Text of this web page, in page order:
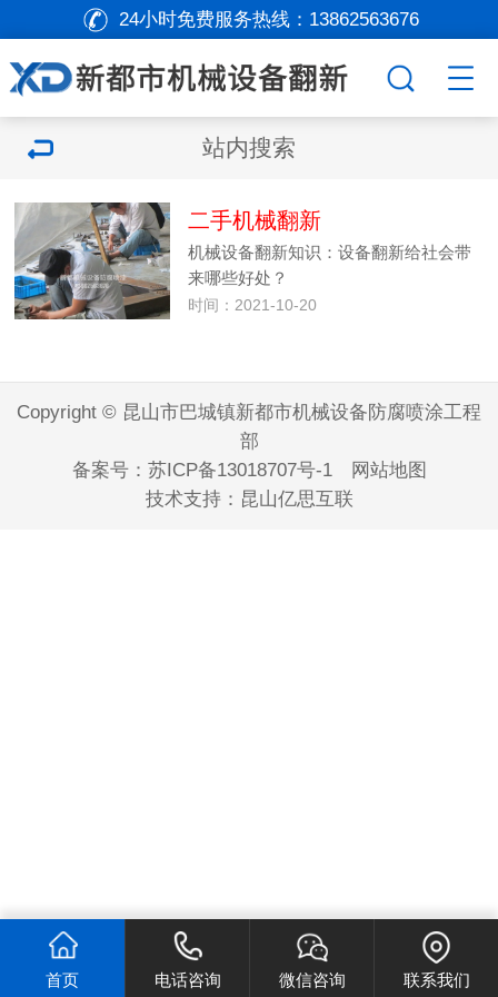
24小时免费服务热线： 13862563676
站内搜索
二手机械翻新
机械设备翻新知识：设备翻新给社会带
来哪些好处？
时间：2021-10-20
Copyright © 昆山市巴城镇新都市机械设备防腐喷涂工程
部
备案号： 苏ICP备13018707号-1
网站地图
技术支持： 昆山亿思互联
首页 电话咨询 微信咨询 联系我们